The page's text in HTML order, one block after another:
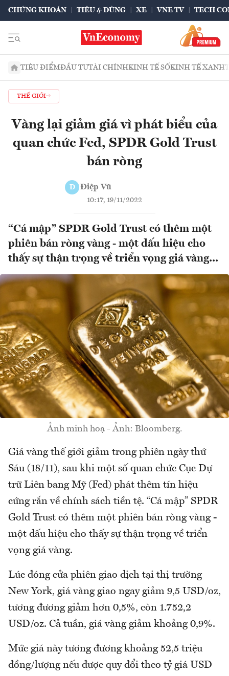
CHỨNG KHOÁN TIÊU & DÙNG XE VNE TV TECH
TIÊU ĐIỂMĐẦU TƯTÀI CHÍNHKINH TẾ SỐKINH TẾ XANH
THẾ GIỚI
Vàng lại giảm giá vì phát biểu của
quan chức Fed, SPDR Gold Trust
bán ròng
Đ Điệp Vũ
10:17, 19/11/2022
“Cá mập” SPDR Gold Trust có thêm một
phiên bán ròng vàng - một dấu hiệu cho
thấy sự thận trọng về triển vọng giá vàng...
Ảnh minh hoạ - Ảnh: Bloomberg.
Giá vàng thế giới giảm trong phiên ngày thứ
Sáu (18/11), sau khi một số quan chức Cục Dự
trữ Liên bang Mỹ (Fed) phát thêm tín hiệu
cứng rắn về chính sách tiền tệ. “Cá mập” SPDR
Gold Trust có thêm một phiên bán ròng vàng -
một dấu hiệu cho thấy sự thận trọng về triển
vọng giá vàng.
Lúc đóng cửa phiên giao dịch tại thị trường
New York, giá vàng giao ngay giảm 9,5 USD/oz,
tương đương giảm hơn 0,5%, còn 1.752,2
USD/oz. Cả tuần, giá vàng giảm khoảng 0,9%.
Mức giá này tương đương khoảng 52,5 triệu
đồng/lượng nếu được quy đổi theo tỷ giá USD